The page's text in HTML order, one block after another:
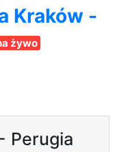
Kraków -
żywo
Perugia